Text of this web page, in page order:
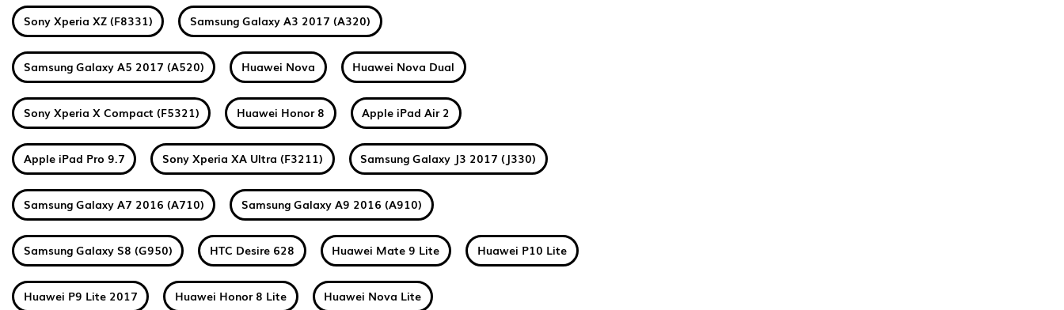
Sony Xperia XZ (F8331) Samsung Galaxy A3 2017 (A320)
Samsung Galaxy A5 2017 (A520) Huawei Nova Huawei Nova Dual
Sony Xperia X Compact (F5321) Huawei Honor 8 Apple iPad Air 2
Apple iPad Pro 9.7 Sony Xperia XA Ultra (F3211) Samsung Galaxy J3 2017 (J330)
Samsung Galaxy A7 2016 (A710) Samsung Galaxy A9 2016 (A910)
Samsung Galaxy S8 (G950) HTC Desire 628 Huawei Mate 9 Lite Huawei P10 Lite
Huawei P9 Lite 2017 Huawei Honor 8 Lite Huawei Nova Lite